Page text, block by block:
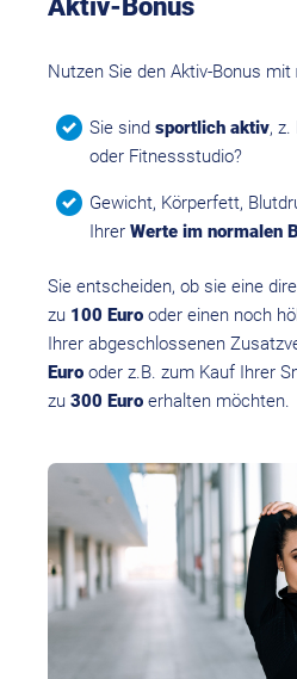
Aktiv-Bonus
Nutzen Sie den Aktiv-Bonus mit
Sie sind sportlich aktiv, z.
oder Fitnessstudio?
Gewicht, Körperfett,
Ihrer Werte im normalen
Sie entscheiden, ob sie eine
zu 100 Euro oder einen noch
Ihrer abgeschlossenen
Euro oder z.B. zum Kauf Ihrer
zu 300 Euro erhalten möchten.